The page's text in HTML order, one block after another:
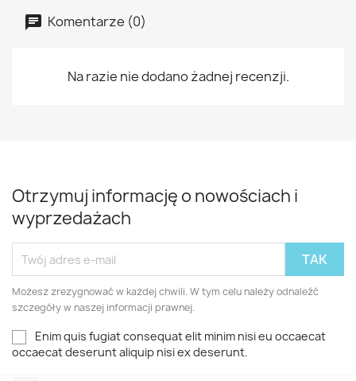
Komentarze (0)
Na razie nie dodano żadnej recenzji.
Otrzymuj informację o nowościach i
wyprzedażach
Możesz zrezygnować w każdej chwili. W tym celu należy odnaleźć
szczegóły w naszej informacji prawnej.
Enim quis fugiat consequat elit minim nisi eu occaecat
occaecat deserunt aliquip nisi ex deserunt.